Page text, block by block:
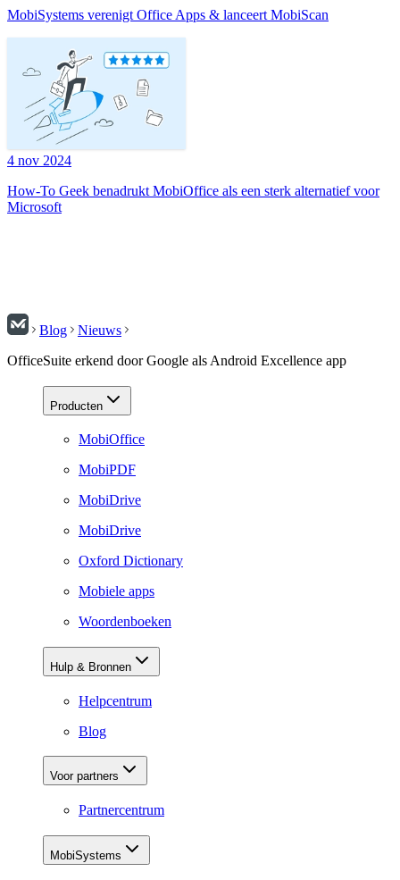
MobiSystems verenigt Office Apps & lanceert MobiScan
4 nov 2024
How-To Geek benadrukt MobiOffice als een sterk alternatief voor
Microsoft
Blog
Nieuws
OfficeSuite erkend door Google als Android Excellence app
Producten
MobiOffice
MobiPDF
MobiDrive
MobiDrive
Oxford Dictionary
Mobiele apps
Woordenboeken
Hulp & Bronnen
Helpcentrum
Blog
Voor partners
Partnercentrum
MobiSystems